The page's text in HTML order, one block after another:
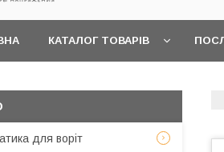
КАТАЛОГ ТОВАРІВ
для воріт